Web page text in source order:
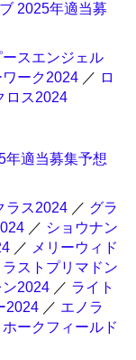
2025年適当募
ースエンジェル
ーク2024 ／ ロ
ロス2024
年適当募集予想
ラス2024 ／ グラ
／ ショウナン
／ メリーウィド
ラストプリマドン
ン2024 ／ ライト
2024 ／ エノラ
ホークフィールド